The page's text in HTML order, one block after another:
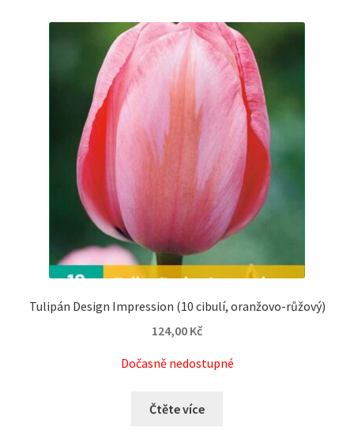
Tulipán Design Impression (10 cibulí, oranžovo-růžový)
124,00 Kč
Dočasně nedostupné
Čtěte více